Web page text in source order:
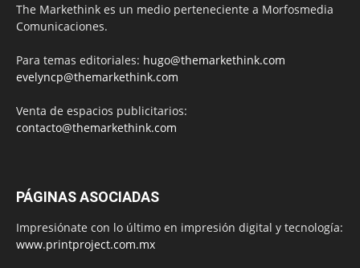
The Markethink es un medio perteneciente a Morfosmedia
Comunicaciones.
Para temas editoriales: hugo@themarkethink.com
evelyncp@themarkethink.com
Venta de espacios publicitarios:
contacto@themarkethink.com
PÁGINAS ASOCIADAS
Impresiónate con lo último en impresión digital y tecnología:
www.printproject.com.mx